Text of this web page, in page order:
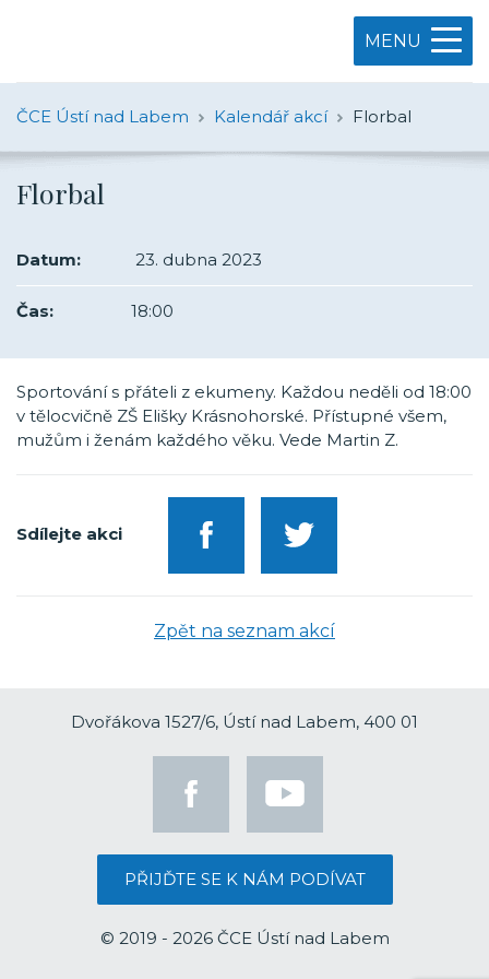
MENU
ČCE Ústí nad Labem Kalendář akcí Florbal
Florbal
Datum: 23. dubna 2023
Čas: 18:00
Sportování s přáteli z ekumeny. Každou neděli od 18:00
v tělocvičně ZŠ Elišky Krásnohorské. Přístupné všem,
mužům i ženám každého věku. Vede Martin Z.
Sdílejte akci
Zpět na seznam akcí
Dvořákova 1527/6, Ústí nad Labem, 400 01
PŘIJĎTE SE K NÁM PODÍVAT
© 2019 - 2026 ČCE Ústí nad Labem